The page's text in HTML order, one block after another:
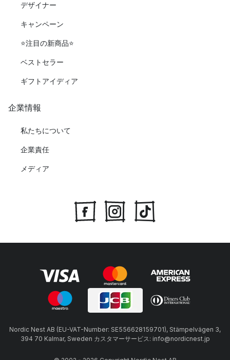
デザイナー
キャンペーン
⭐️注目の新商品⭐️
ベストセラー
ギフトアイディア
企業情報
私たちについて
企業責任
メディア
Nordic Nest AB (EU-VAT-Number: SE556628159701), Stämpelvägen 3,
394 70 Kalmar, Sweden カスタマーサービス: info@nordicnest.jp